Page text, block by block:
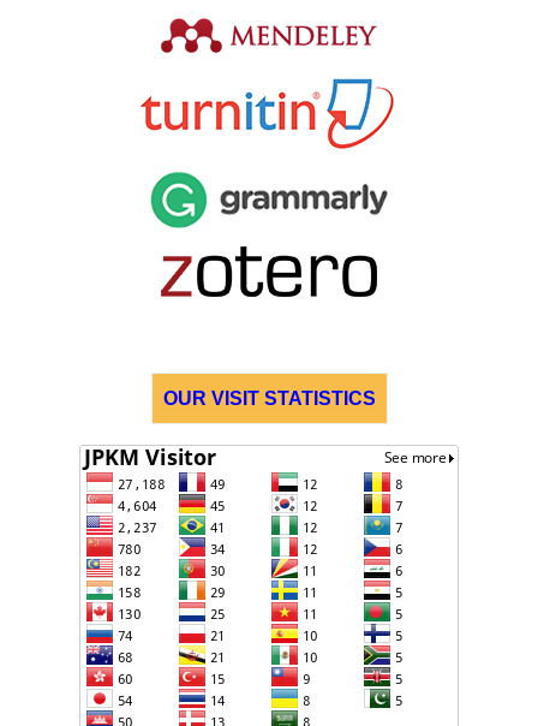
OUR VISIT STATISTICS